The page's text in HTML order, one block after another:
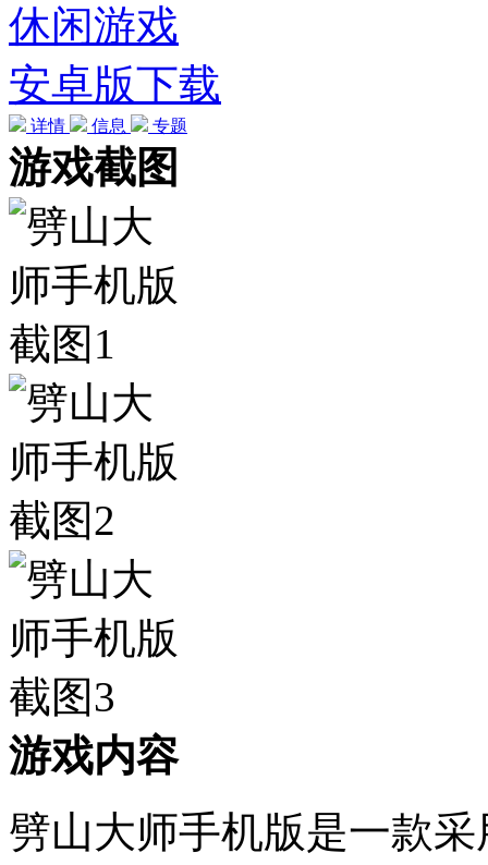
休闲游戏
安卓版下载
详情 信息 专题
游戏截图
游戏内容
劈山大师手机版是一款